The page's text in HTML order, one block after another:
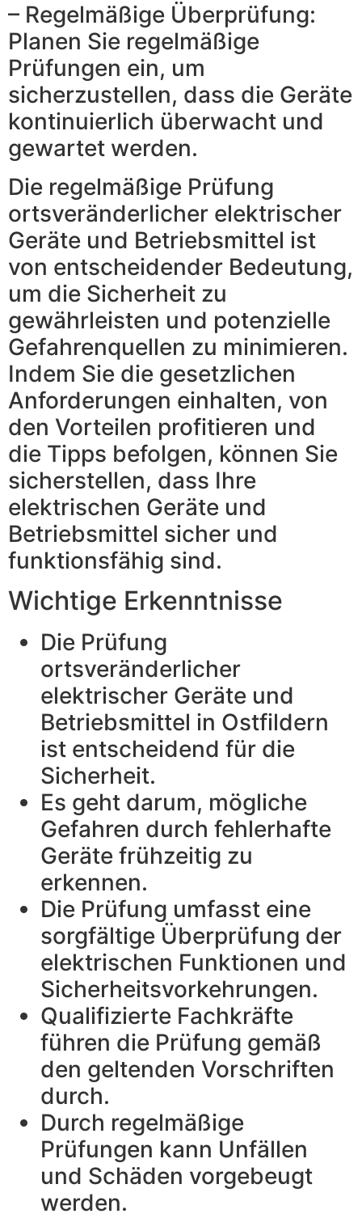
– Regelmäßige Überprüfung:
Planen Sie regelmäßige
Prüfungen ein, um
sicherzustellen, dass die Geräte
kontinuierlich überwacht und
gewartet werden.
Die regelmäßige Prüfung
ortsveränderlicher elektrischer
Geräte und Betriebsmittel ist
von entscheidender Bedeutung,
um die Sicherheit zu
gewährleisten und potenzielle
Gefahrenquellen zu minimieren.
Indem Sie die gesetzlichen
Anforderungen einhalten, von
den Vorteilen profitieren und
die Tipps befolgen, können Sie
sicherstellen, dass Ihre
elektrischen Geräte und
Betriebsmittel sicher und
funktionsfähig sind.
Wichtige Erkenntnisse
Die Prüfung
ortsveränderlicher
elektrischer Geräte und
Betriebsmittel in Ostfildern
ist entscheidend für die
Sicherheit.
Es geht darum, mögliche
Gefahren durch fehlerhafte
Geräte frühzeitig zu
erkennen.
Die Prüfung umfasst eine
sorgfältige Überprüfung der
elektrischen Funktionen und
Sicherheitsvorkehrungen.
Qualifizierte Fachkräfte
führen die Prüfung gemäß
den geltenden Vorschriften
durch.
Durch regelmäßige
Prüfungen kann Unfällen
und Schäden vorgebeugt
werden.